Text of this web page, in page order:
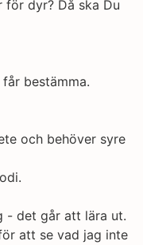
för dyr? Då ska Du
bestämma.
och behöver syre
- det går att lära ut.
att se vad jag inte